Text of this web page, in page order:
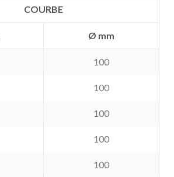
COURBE
Ø mm
100
100
100
100
100